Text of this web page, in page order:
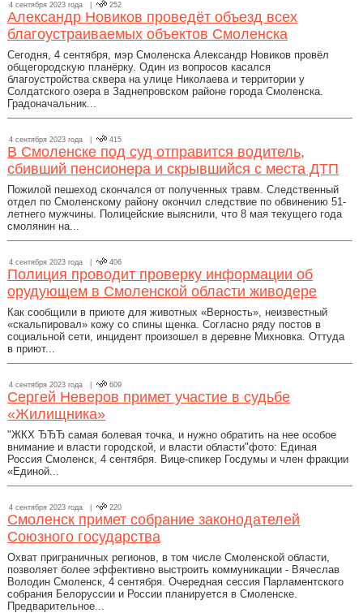
4 сентября 2023 года | 252
Александр Новиков проведёт объезд всех
благоустраиваемых объектов Смоленска
Сегодня, 4 сентября, мэр Смоленска Александр Новиков провёл
общегородскую планёрку. Один из вопросов касался
благоустройства сквера на улице Николаева и территории у
Солдатского озера в Заднепровском районе города Смоленска.
Градоначальник...
4 сентября 2023 года | 415
В Смоленске под суд отправится водитель,
сбивший пенсионера и скрывшийся с места ДТП
Пожилой пешеход скончался от полученных травм. Следственный
отдел по Смоленскому району окончил следствие по обвинению 51-
летнего мужчины. Полицейские выяснили, что 8 мая текущего года
смолянин на...
4 сентября 2023 года | 406
Полиция проводит проверку информации об
орудующем в Смоленской области живодере
Как сообщили в приюте для животных «Верность», неизвестный
«скальпировал» кожу со спины щенка. Согласно ряду постов в
социальной сети, инцидент произошел в деревне Михновка. Оттуда
в приют...
4 сентября 2023 года | 609
Сергей Неверов примет участие в судьбе
«Жилищника»
"ЖКХ ЂЂЂ самая болевая точка, и нужно обратить на нее особое
внимание и власти городской, и власти области"фото: Единая
Россия Смоленск, 4 сентября. Вице-спикер Госдумы и член фракции
«Единой...
4 сентября 2023 года | 220
Смоленск примет собрание законодателей
Союзного государства
Охват приграничных регионов, в том числе Смоленской области,
позволяет более эффективно выстроить коммуникации - Вячеслав
Володин Смоленск, 4 сентября. Очередная сессия Парламентского
собрания Белоруссии и России планируется в Смоленске.
Предварительное...